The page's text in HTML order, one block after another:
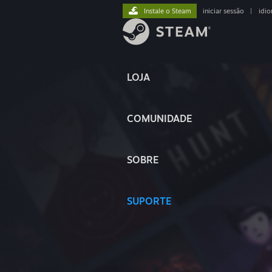
LOJA
COMUNIDADE
SOBRE
SUPORTE
Instale o Steam iniciar sessão